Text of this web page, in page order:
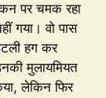
पर चमक रहा
गया। वो पास
हग कर
मुलायमियत
लेकिन फिर